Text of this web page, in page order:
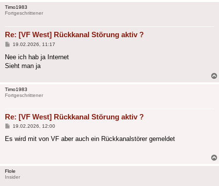
Timo1983
Fortgeschrittener
Re: [VF West] Rückkanal Störung aktiv ?
Beitrag
19.02.2026, 11:17
Nee ich hab ja Internet
Sieht man ja
Timo1983
Fortgeschrittener
Re: [VF West] Rückkanal Störung aktiv ?
Beitrag
19.02.2026, 12:00
Es wird mit von VF aber auch ein Rückkanalstörer gemeldet
Flole
Insider